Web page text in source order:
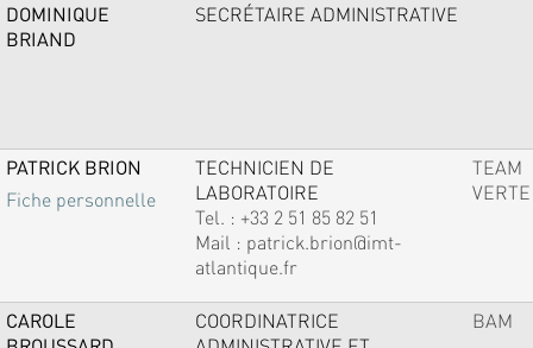
DOMINIQUE
BRIAND
SECRÉTAIRE ADMINISTRATIVE
PATRICK BRION
Fiche personnelle
TECHNICIEN DE
LABORATOIRE
Tel. : +33 2 51 85 82 51
Mail : patrick.brion@imt-
atlantique.fr
TEAM
VERTE
CAROLE
COORDINATRICE
BAM